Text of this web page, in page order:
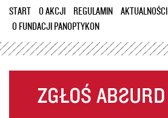
START O AKCJI REGULAMIN
AKTUALNOŚCI
O FUNDACJI PANOPTYKON